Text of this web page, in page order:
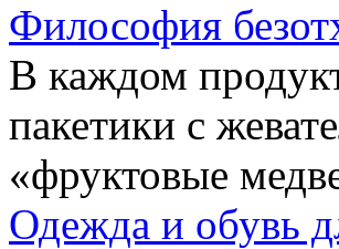
Философия
В каждом
пакетики с
«фруктовые
Одежда и обувь